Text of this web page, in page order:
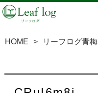
HOME > リーフログ青梅